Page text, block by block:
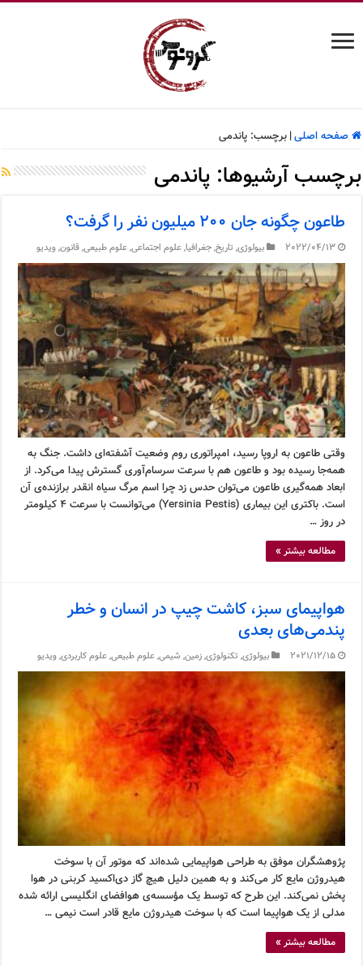
صفحه اصلی| برچسب:پاندمی
برچسب آرشیوها: پاندمی
طاعون چگونه جان ۲۰۰ میلیون نفر را گرفت؟
2022/04/13 بیولوژی, تاریخ,جغرافیا,علوم اجتماعی,علوم طبیعی,قانون,ویدیو
وقتی طاعون به اروپا رسید، امپراتوری روم وضعیت آشفته‌ای داشت. جنگ به
همه‌جا رسیده بود و طاعون هم با سرعت سرسام‌آوری گسترش پیدا می‌کرد. از
ابعاد همه‌گیری طاعون می‌توان حدس زد چرا اسم مرگ سیاه انقدر برازنده‌ی آن
است. باکتری این بیماری (Yersinia Pestis) می‌توانست با سرعت ۴ کیلومتر
در روز …
مطالعه بیشتر »
هواپیمای سبز، کاشت چیپ در انسان و خطر
پندمی‌های بعدی
2021/12/15 بیولوژی, تکنولوژی,زمین, شیمی,علوم طبیعی,علوم کاربردی,ویدیو
پژوهشگران موفق به طراحی هواپیمایی شده‌اند که موتور آن با سوخت
هیدروژن مایع کار می‌کند و به همین دلیل هیچ گاز دی‌اکسید کربنی در هوا
پخش نمی‌کند. این طرح که توسط یک مؤسسه‌ی هوافضای انگلیسی ارائه شده
مدلی از یک هواپیما است که با سوخت هیدروژن مایع قادر است نیمی …
مطالعه بیشتر »